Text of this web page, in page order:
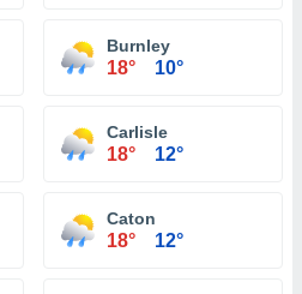
Burnley
18° 10°
Carlisle
18° 12°
Caton
18° 12°